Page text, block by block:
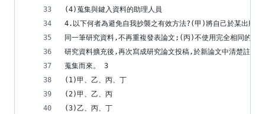
(4)蒐集與鍵入資料的助理人員
4.以下何者為避免自我抄襲之有效方法?(甲)將自己於某出版
同一筆研究資料,不再重複發表論文;(丙)不使用完全相同的邏
研究資料擴充後,再次寫成研究論文投稿,於新論文中清楚註明
蒐集而來。 3
(1)甲、乙、丙、丁
(2)甲、乙、丙
(3)乙、丙、丁